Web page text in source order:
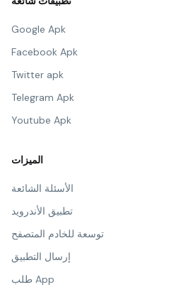
Google Apk
Facebook Apk
Twitter apk
Telegram Apk
Youtube Apk
الميزات
الأسئلة الشائعة
تطبيق الأندرويد
توسعة للخادم المتصفح
إرسال التطبيق
طلب App